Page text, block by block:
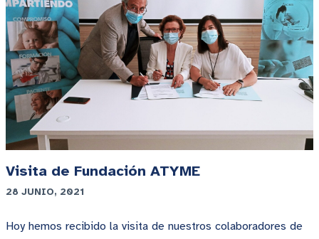
Visita de Fundación ATYME
28 JUNIO, 2021
Hoy hemos recibido la visita de nuestros colaboradores de